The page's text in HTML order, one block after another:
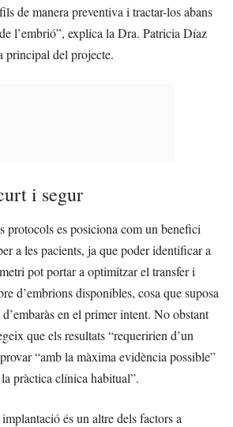
de manera preventiva i tractar-los abans
l’embrió”, explica la Dra. Patricia Díaz
principal del projecte.
i segur
protocols es posiciona com un benefici
a les pacients, ja que poder identificar a
pot portar a optimitzar el transfer i
d’embrions disponibles, cosa que suposa
en el primer intent. No obstant
que els resultats “requeririen d’un
“amb la màxima evidència possible”
pràctica clínica habitual”.
és un altre dels factors a